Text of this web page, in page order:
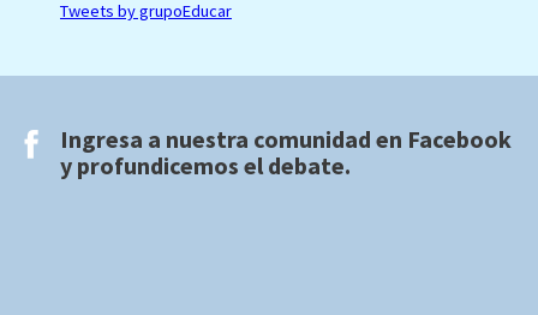
Tweets by grupoEducar
Ingresa a nuestra comunidad en Facebook
y profundicemos el debate.